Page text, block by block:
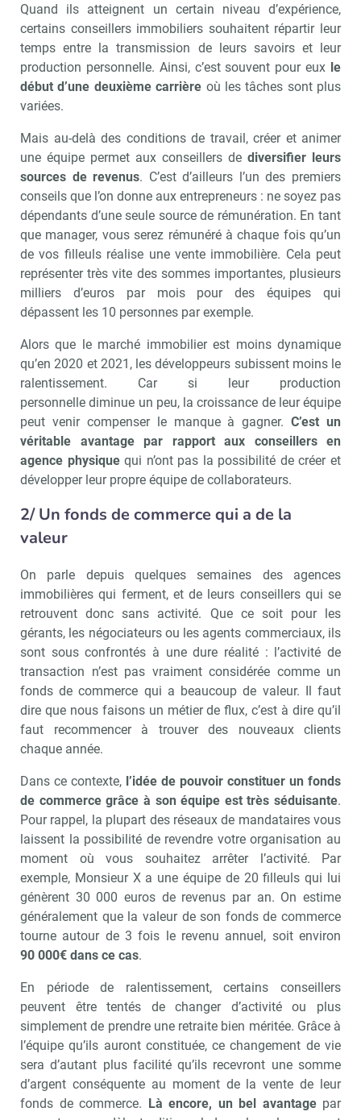
Quand ils atteignent un certain niveau d’expérience,
certains conseillers immobiliers souhaitent répartir leur
temps entre la transmission de leurs savoirs et leur
production personnelle. Ainsi, c’est souvent pour eux le
début d’une deuxième carrière où les tâches sont plus
variées.
Mais au-delà des conditions de travail, créer et animer
une équipe permet aux conseillers de diversifier leurs
sources de revenus. C’est d’ailleurs l’un des premiers
conseils que l’on donne aux entrepreneurs : ne soyez pas
dépendants d’une seule source de rémunération. En tant
que manager, vous serez rémunéré à chaque fois qu’un
de vos filleuls réalise une vente immobilière. Cela peut
représenter très vite des sommes importantes, plusieurs
milliers d’euros par mois pour des équipes qui
dépassent les 10 personnes par exemple.
Alors que le marché immobilier est moins dynamique
qu’en 2020 et 2021, les développeurs subissent moins le
ralentissement. Car si leur production
personnelle diminue un peu, la croissance de leur équipe
peut venir compenser le manque à gagner.C’est un
véritable avantage par rapport aux conseillers en
agence physiquequi n’ont pas la possibilité de créer et
développer leur propre équipe de collaborateurs.
2/ Un fonds de commerce qui a de la
valeur
On parle depuis quelques semaines des agences
immobilières qui ferment, et de leurs conseillers qui se
retrouvent donc sans activité. Que ce soit pour les
gérants, les négociateurs ou les agents commerciaux, ils
sont sous confrontés à une dure réalité : l’activité de
transaction n’est pas vraiment considérée comme un
fonds de commerce qui a beaucoup de valeur. Il faut
dire que nous faisons un métier de flux, c’est à dire qu’il
faut recommencer à trouver des nouveaux clients
chaque année.
Dans ce contexte, l’idée de pouvoir constituer un fonds
de commerce grâce à son équipe est très séduisante.
Pour rappel, la plupart des réseaux de mandataires vous
laissent la possibilité de revendre votre organisation au
moment où vous souhaitez arrêter l’activité. Par
exemple, Monsieur X a une équipe de 20 filleuls qui lui
génèrent 30 000 euros de revenus par an. On estime
généralement que la valeur de son fonds de commerce
tourne autour de 3 fois le revenu annuel, soit environ
90 000€ dans ce cas.
En période de ralentissement, certains conseillers
peuvent être tentés de changer d’activité ou plus
simplement de prendre une retraite bien méritée. Grâce à
l’équipe qu’ils auront constituée, ce changement de vie
sera d’autant plus facilité qu’ils recevront une somme
d’argent conséquente au moment de la vente de leur
fonds de commerce. Là encore, un bel avantagepar
Recevoir Immo Matin